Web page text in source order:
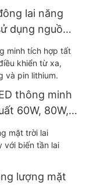
lai năng
dụng nguồn
trời.
thông minh
60W, 80W,
IP65, có cảm
lượng mặt